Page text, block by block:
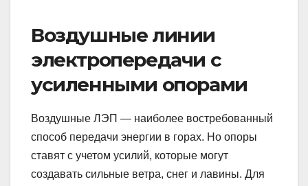
Воздушные линии
электропередачи с
усиленными опорами
Воздушные ЛЭП — наиболее востребованный
способ передачи энергии в горах. Но опоры
ставят с учетом усилий, которые могут
создавать сильные ветра, снег и лавины. Для